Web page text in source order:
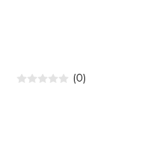
(0)